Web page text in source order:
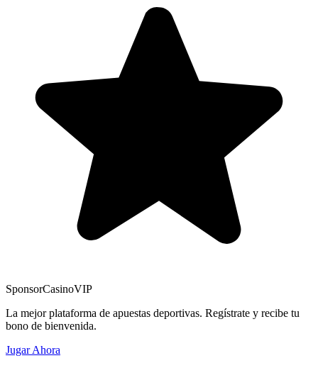
SponsorCasinoVIP
La mejor plataforma de apuestas deportivas. Regístrate y recibe tu
bono de bienvenida.
Jugar Ahora